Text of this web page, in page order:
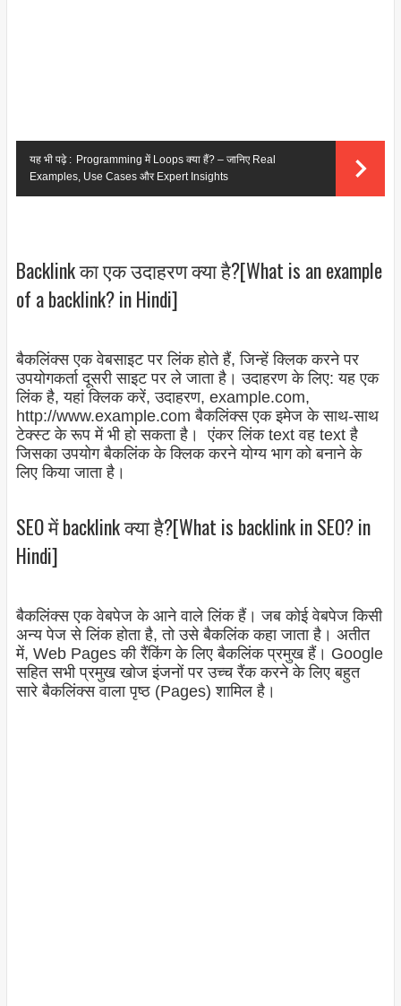
यह भी पढ़े : Programming में Loops क्या हैं? – जानिए Real
Examples, Use Cases और Expert Insights
Backlink का एक उदाहरण क्या है?[What is an example
of a backlink? in Hindi]
बैकलिंक्स एक वेबसाइट पर लिंक होते हैं, जिन्हें क्लिक करने पर
उपयोगकर्ता दूसरी साइट पर ले जाता है। उदाहरण के लिए: यह एक
लिंक है, यहां क्लिक करें, उदाहरण, example.com,
http://www.example.com बैकलिंक्स एक इमेज के साथ-साथ
टेक्स्ट के रूप में भी हो सकता है। एंकर लिंक text वह text है
जिसका उपयोग बैकलिंक के क्लिक करने योग्य भाग को बनाने के
लिए किया जाता है।
SEO में backlink क्या है?[What is backlink in SEO? in
Hindi]
बैकलिंक्स एक वेबपेज के आने वाले लिंक हैं। जब कोई वेबपेज किसी
अन्य पेज से लिंक होता है, तो उसे बैकलिंक कहा जाता है। अतीत
में, Web Pages की रैंकिंग के लिए बैकलिंक प्रमुख हैं। Google
सहित सभी प्रमुख खोज इंजनों पर उच्च रैंक करने के लिए बहुत
सारे बैकलिंक्स वाला पृष्ठ (Pages) शामिल है।